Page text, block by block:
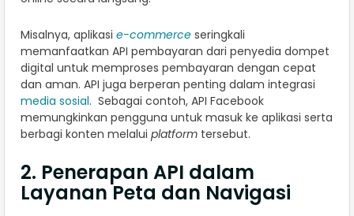
Misalnya, aplikasi e-commerce seringkali
memanfaatkan API pembayaran dari penyedia dompet
digital untuk memproses pembayaran dengan cepat
dan aman. API juga berperan penting dalam integrasi
media sosial. Sebagai contoh, API Facebook
memungkinkan pengguna untuk masuk ke aplikasi serta
berbagi konten melalui platform tersebut.
2. Penerapan API dalam
Layanan Peta dan Navigasi